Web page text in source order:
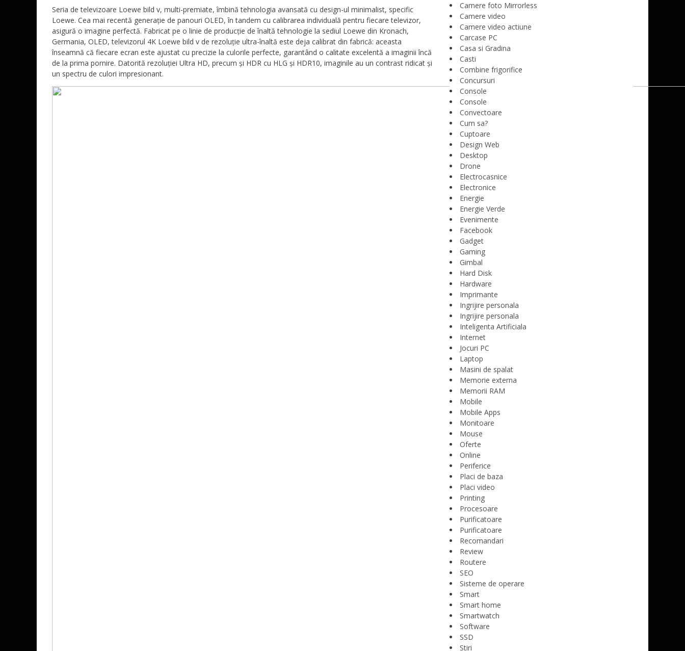
Seria de televizoare Loewe bild v, multi-premiate, îmbină tehnologia avansată cu design-ul minimalist, specific
Loewe. Cea mai recentă generație de panouri OLED, în tandem cu calibrarea individuală pentru fiecare televizor,
asigură o imagine perfectă. Fabricat pe o linie de producție de înaltă tehnologie la sediul Loewe din Kronach,
Germania, OLED, televizorul 4K Loewe bild v de rezoluție ultra-înaltă este deja calibrat din fabrică: aceasta
înseamnă că fiecare ecran este ajustat cu precizie la culorile perfecte, garantând o calitate excelentă a imaginii încă
de la prima pornire. Datorită rezoluției Ultra HD, precum și HDR cu HLG și HDR10, imaginile au un contrast ridicat și
un spectru de culori impresionant.
Camere foto Mirrorless
Camere video
Camere video actiune
Carcase PC
Casa si Gradina
Casti
Combine frigorifice
Concursuri
Console
Console
Convectoare
Cum sa?
Cuptoare
Design Web
Desktop
Drone
Electrocasnice
Electronice
Energie
Energie Verde
Evenimente
Facebook
Gadget
Gaming
Gimbal
Hard Disk
Hardware
Imprimante
Ingrijire personala
Ingrijire personala
Inteligenta Artificiala
Internet
Jocuri PC
Laptop
Masini de spalat
Memorie externa
Memorii RAM
Mobile
Mobile Apps
Monitoare
Mouse
Oferte
Online
Periferice
Placi de baza
Placi video
Printing
Procesoare
Purificatoare
Purificatoare
Recomandari
Review
Routere
SEO
Sisteme de operare
Smart
Smart home
Smartwatch
Software
SSD
Stiri